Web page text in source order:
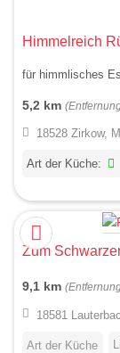
Himmelreich
für himmlisches
5,2 km
18528 Zirkow,
Art der Küche:
Zum
9,1 km
18581
Art der Küche